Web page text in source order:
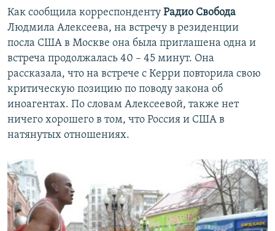
Как сообщила корреспонденту Радио Свобода
Людмила Алексеева, на встречу в резиденции
посла США в Москве она была приглашена одна и
встреча продолжалась 40 – 45 минут. Она
рассказала, что на встрече с Керри повторила свою
критическую позицию по поводу закона об
иноагентах. По словам Алексеевой, также нет
ничего хорошего в том, что Россия и США в
натянутых отношениях.